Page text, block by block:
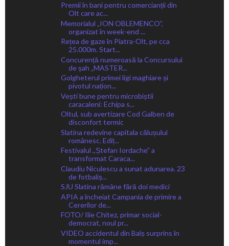
Premii în bani pentru comercianții din
Olt care ac...
Memorialul „ION OBLEMENCO”,
organizat în week-end ...
Rețea de gaze în Piatra-Olt, pe cca
25.000m. Start...
Concurență numeroasă la Concursului
de șah „MASTER...
Golgheterul primei ligi maghiare și
pivotul națion...
Vești bune pentru microbiștii
caracaleni: Echipa s...
Oltul, sub avertizare Cod Galben de
disconfort termic
Slatina redevine capitala călușului
românesc. Ediț...
Festivalul ,,Ștefan Iordache” a
transformat Caraca...
Claudiu Niculescu a sunat adunarea. 23
de fotbaliș...
SJU Slatina rămâne fără doi medici
APIA a încheiat Campania de primire a
Cererilor de...
FOTO/ Ilie Chitez, primar social-
democrat, noul pr...
VIDEO accidentul din Balș surprins în
momentul imp...